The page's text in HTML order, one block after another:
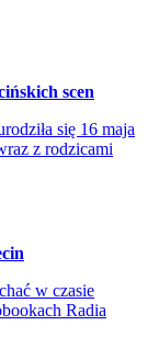
scen
się 16 maja
z rodzicami
w czasie
Radia